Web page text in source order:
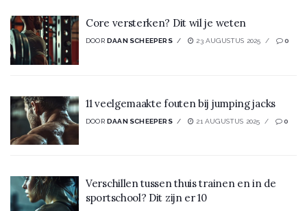
Core versterken? Dit wil je weten
DOOR DAAN SCHEEPERS 23 AUGUSTUS 2025 0
11 veelgemaakte fouten bij jumping jacks
DOOR DAAN SCHEEPERS 21 AUGUSTUS 2025 0
Verschillen tussen thuis trainen en in de
sportschool? Dit zijn er 10